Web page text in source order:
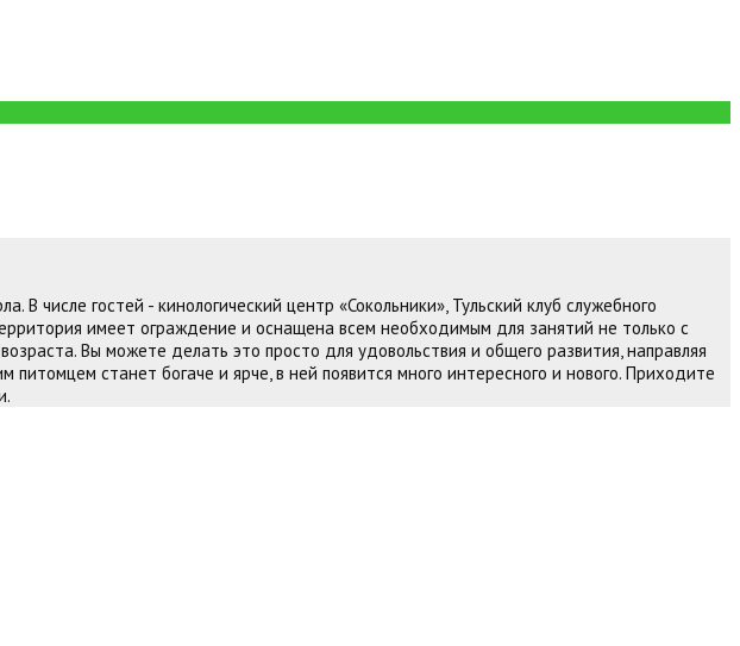
числе гостей - кинологический центр «Сокольники», Тульский клуб служебного
имеет ограждение и оснащена всем необходимым для занятий не только с
Вы можете делать это просто для удовольствия и общего развития, направляя
станет богаче и ярче, в ней появится много интересного и нового. Приходите